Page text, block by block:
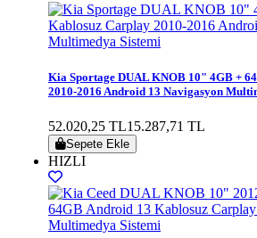
Kia Sportage DUAL KNOB 10" 4GB +
2010-2016 Android 13 Navigasyon
52.020,25 TL15.287,71 TL
Sepete Ekle
HIZLI